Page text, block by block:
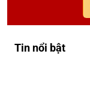
Tin nổi bật